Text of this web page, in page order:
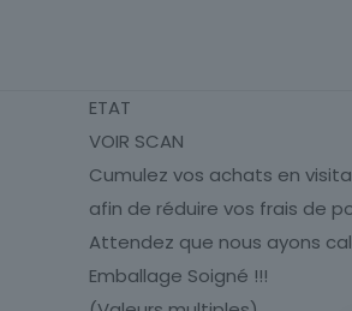
ETAT
VOIR SCAN
Cumulez vos achats en
afin de réduire vos frais de
Attendez que nous ayons
Emballage Soigné !!!